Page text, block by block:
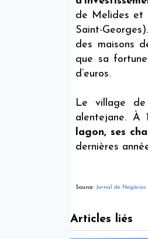
de Melides et
Saint-
des maisons
que sa
d’euros.
Le village
alentejane. À
lagon, ses
dernières
Source: Jornal de Negócios
Articles liés